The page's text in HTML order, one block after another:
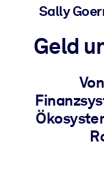
Gesundheit &
NACH SYSTEM
Für LMS/LXP
Integrieren Sie
bessere
Sally
Geld